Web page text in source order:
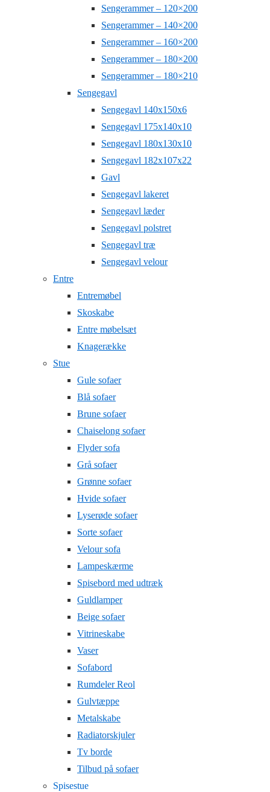
Sengerammer – 120×200
Sengerammer – 140×200
Sengerammer – 160×200
Sengerammer – 180×200
Sengerammer – 180×210
Sengegavl
Sengegavl 140x150x6
Sengegavl 175x140x10
Sengegavl 180x130x10
Sengegavl 182x107x22
Gavl
Sengegavl lakeret
Sengegavl læder
Sengegavl polstret
Sengegavl træ
Sengegavl velour
Entre
Entremøbel
Skoskabe
Entre møbelsæt
Knagerække
Stue
Gule sofaer
Blå sofaer
Brune sofaer
Chaiselong sofaer
Flyder sofa
Grå sofaer
Grønne sofaer
Hvide sofaer
Lyserøde sofaer
Sorte sofaer
Velour sofa
Lampeskærme
Spisebord med udtræk
Guldlamper
Beige sofaer
Vitrineskabe
Vaser
Sofabord
Rumdeler Reol
Gulvtæppe
Metalskabe
Radiatorskjuler
Tv borde
Tilbud på sofaer
Spisestue